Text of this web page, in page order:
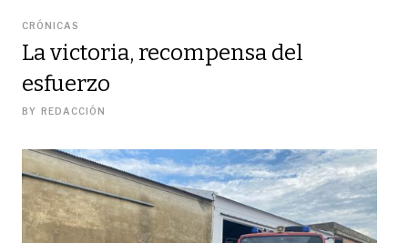
CRÓNICAS
La victoria, recompensa del
esfuerzo
BY REDACCIÓN